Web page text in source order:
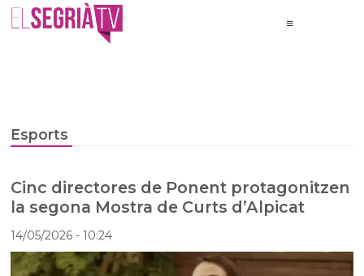
Esports
Cinc directores de Ponent protagonitzen
la segona Mostra de Curts d’Alpicat
14/05/2026- 10:24